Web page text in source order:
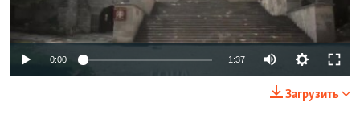
0:00 1:37
Загрузить